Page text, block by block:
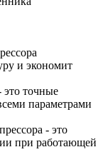
и экономит
это точные
параметрами
- это
при работающей